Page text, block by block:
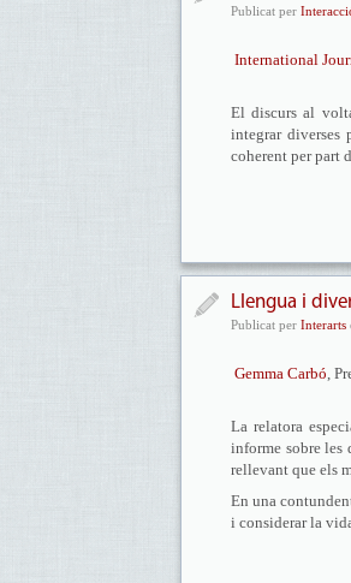
Publicat per
International
El discurs al
integrar diverses
coherent per part
Llengua i
Publicat per Interarts
Gemma Carbó,
La relatora
informe sobre les
rellevant que els
En una
i considerar la